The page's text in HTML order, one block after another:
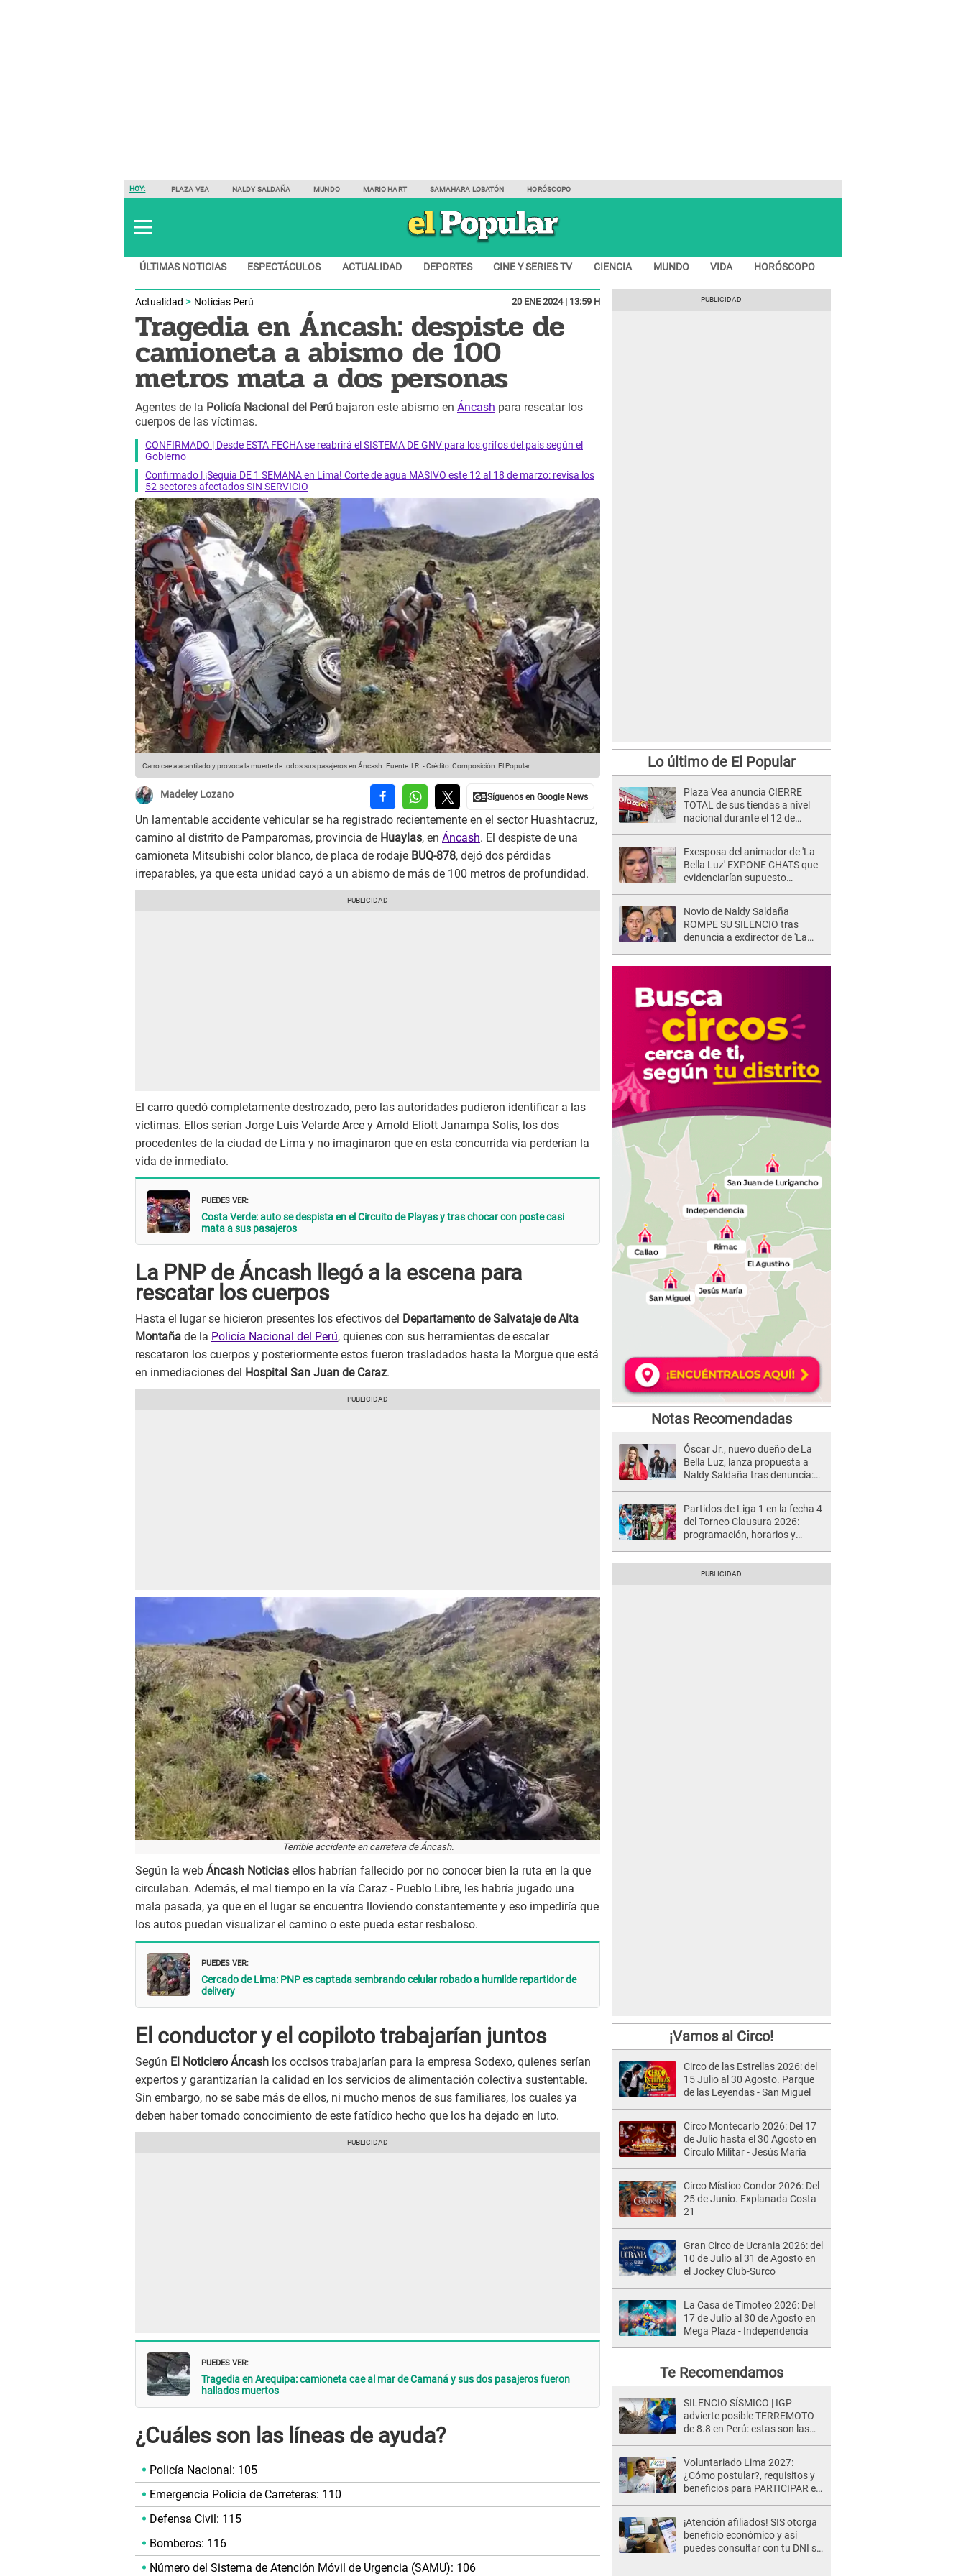
HOY: PLAZA VEA NALDY SALDAÑA MUNDO MARIO HART SAMAHARA LOBATÓN HORÓSCOPO
ÚLTIMAS NOTICIAS ESPECTÁCULOS ACTUALIDAD DEPORTES CINE Y SERIES TV CIENCIA MUNDO VIDA HORÓSCOPO
Actualidad Noticias Perú 20 ENE 2024 | 13:59 H
Tragedia en Áncash: despiste de
camioneta a abismo de 100
metros mata a dos personas
Agentes de la Policía Nacional del Perú bajaron este abismo en Áncash para rescatar los
cuerpos de las víctimas.
CONFIRMADO | Desde ESTA FECHA se reabrirá el SISTEMA DE GNV para los grifos del país según el
Gobierno
Confirmado | ¡Sequía DE 1 SEMANA en Lima! Corte de agua MASIVO este 12 al 18 de marzo: revisa los
52 sectores afectados SIN SERVICIO
Carro cae a acantilado y provoca la muerte de todos sus pasajeros en Áncash. Fuente: LR. -Crédito: Composición: El Popular.
Madeley Lozano
Un lamentable accidente vehicular se ha registrado recientemente en el sector Huashtacruz,
camino al distrito de Pamparomas, provincia de Huaylas, en Áncash. El despiste de una
camioneta Mitsubishi color blanco, de placa de rodaje BUQ-878, dejó dos pérdidas
irreparables, ya que esta unidad cayó a un abismo de más de 100 metros de profundidad.
El carro quedó completamente destrozado, pero las autoridades pudieron identificar a las
víctimas. Ellos serían Jorge Luis Velarde Arce y Arnold Eliott Janampa Solis, los dos
procedentes de la ciudad de Lima y no imaginaron que en esta concurrida vía perderían la
vida de inmediato.
PUEDES VER:
Costa Verde: auto se despista en el Circuito de Playas y tras chocar con poste casi
mata a sus pasajeros
La PNP de Áncash llegó a la escena para
rescatar los cuerpos
Hasta el lugar se hicieron presentes los efectivos del Departamento de Salvataje de Alta
Montaña de la Policía Nacional del Perú, quienes con sus herramientas de escalar
rescataron los cuerpos y posteriormente estos fueron trasladados hasta la Morgue que está
en inmediaciones del Hospital San Juan de Caraz.
Terrible accidente en carretera de Áncash.
Según la web Áncash Noticias ellos habrían fallecido por no conocer bien la ruta en la que
circulaban. Además, el mal tiempo en la vía Caraz - Pueblo Libre, les habría jugado una
mala pasada, ya que en el lugar se encuentra lloviendo constantemente y eso impediría que
los autos puedan visualizar el camino o este pueda estar resbaloso.
PUEDES VER:
Cercado de Lima: PNP es captada sembrando celular robado a humilde repartidor de
delivery
El conductor y el copiloto trabajarían juntos
Según El Noticiero Áncash los occisos trabajarían para la empresa Sodexo, quienes serían
expertos y garantizarían la calidad en los servicios de alimentación colectiva sustentable.
Sin embargo, no se sabe más de ellos, ni mucho menos de sus familiares, los cuales ya
deben haber tomado conocimiento de este fatídico hecho que los ha dejado en luto.
PUEDES VER:
Tragedia en Arequipa: camioneta cae al mar de Camaná y sus dos pasajeros fueron
hallados muertos
¿Cuáles son las líneas de ayuda?
Policía Nacional: 105
Emergencia Policía de Carreteras: 110
Defensa Civil: 115
Bomberos: 116
Número del Sistema de Atención Móvil de Urgencia (SAMU): 106
Lo último de El Popular
Plaza Vea anuncia CIERRE
TOTAL de sus tiendas a nivel
nacional durante el 12 de
Exesposa del animador de 'La
Bella Luz' EXPONE CHATS que
evidenciarían supuesto
Novio de Naldy Saldaña
ROMPE SU SILENCIO tras
denuncia a exdirector de 'La
Notas Recomendadas
Óscar Jr., nuevo dueño de La
Bella Luz, lanza propuesta a
Naldy Saldaña tras denuncia:
Partidos de Liga 1 en la fecha 4
del Torneo Clausura 2026:
programación, horarios y
¡Vamos al Circo!
Circo de las Estrellas 2026: del
15 Julio al 30 Agosto. Parque
de las Leyendas - San Miguel
Circo Montecarlo 2026: Del 17
de Julio hasta el 30 Agosto en
Círculo Militar - Jesús María
Circo Místico Condor 2026: Del
25 de Junio. Explanada Costa
21
Gran Circo de Ucrania 2026: del
10 de Julio al 31 de Agosto en
el Jockey Club-Surco
La Casa de Timoteo 2026: Del
17 de Julio al 30 de Agosto en
Mega Plaza - Independencia
Te Recomendamos
SILENCIO SÍSMICO | IGP
advierte posible TERREMOTO
de 8.8 en Perú: estas son las
Voluntariado Lima 2027:
¿Cómo postular?, requisitos y
beneficios para PARTICIPAR en
¡Atención afiliados! SIS otorga
beneficio económico y así
puedes consultar con tu DNI si